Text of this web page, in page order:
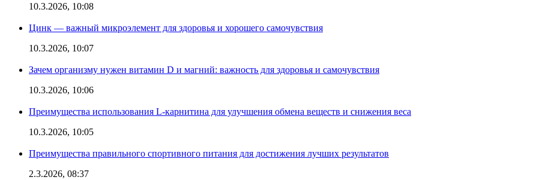
10.3.2026, 10:08
Цинк — важный микроэлемент для здоровья и хорошего самочувствия
10.3.2026, 10:07
Зачем организму нужен витамин D и магний: важность для здоровья и самочувствия
10.3.2026, 10:06
Преимущества использования L-карнитина для улучшения обмена веществ и снижения веса
10.3.2026, 10:05
Преимущества правильного спортивного питания для достижения лучших результатов
2.3.2026, 08:37